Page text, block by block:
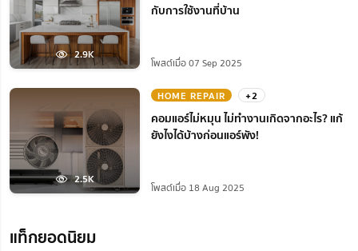
2.9K
กับการใช้งานที่บ้าน
โพสต์เมื่อ 07 Sep 2025
2.5K
HOME REPAIR +2
คอมแอร์ไม่หมุน ไม่ทํางานเกิดจากอะไร? แก้
ยังไงได้บ้างก่อนแอร์พัง!
โพสต์เมื่อ 18 Aug 2025
แท็กยอดนิยม